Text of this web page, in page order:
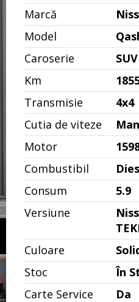
Marcă
Model
Caroserie
SUV
Km
Transmisie
4x4
Cutia de viteze
Motor
Combustibil
Consum
5.9
Versiune
Culoare
Stoc
În
Carte Service
Da